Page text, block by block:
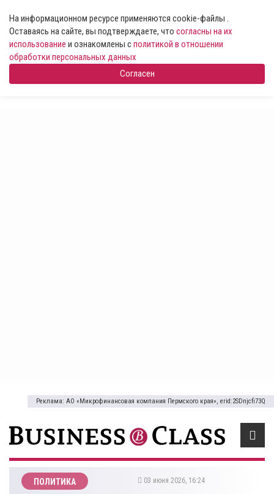
На информационном ресурсе применяются cookie-файлы .
Оставаясь на сайте, вы подтверждаете, что согласны на их
использование и ознакомлены сполитикой в отношении
обработки персональных данных
Согласен
Реклама: АО «Микрофинансовая компания Пермского края», erid:2SDnjcfi73Q
ПОЛИТИКА 03 июня 2026, 16:24